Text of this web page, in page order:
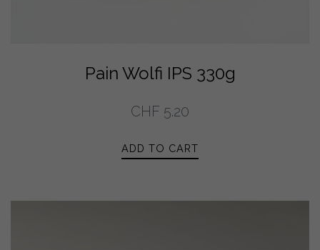
Pain Wolfi IPS 330g
CHF 5.20
ADD TO CART